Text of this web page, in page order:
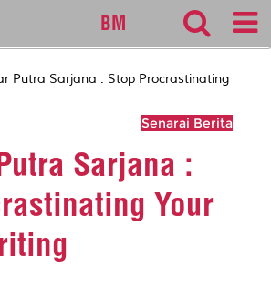
BM
Putra Sarjana : Stop Procrastinating
Senarai Berita
Sarjana :
Your